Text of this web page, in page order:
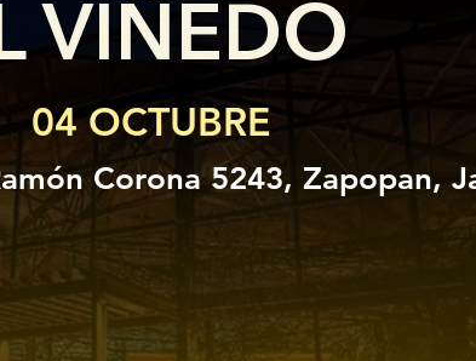
VIÑEDO
04 OCTUBRE
Corona 5243, Zapopan,